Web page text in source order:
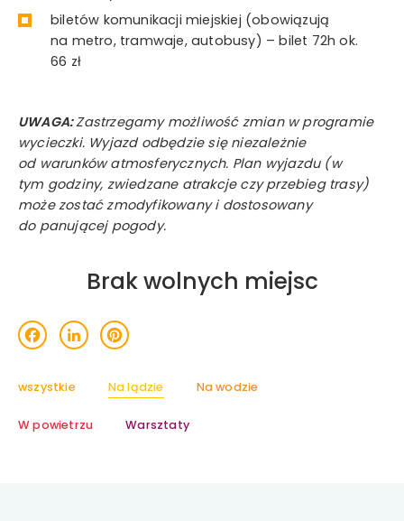
biletów komunikacji miejskiej (obowiązują
na metro, tramwaje, autobusy) – bilet 72h ok.
66 zł
UWAGA:Zastrzegamy możliwość zmian w programie
wycieczki. Wyjazd odbędzie się niezależnie
od warunków atmosferycznych. Plan wyjazdu (w
tym godziny, zwiedzane atrakcje czy przebieg trasy)
może zostać zmodyfikowany i dostosowany
do panującej pogody.
Brak wolnych miejsc
LinkedInPinterest
wszystkie Na lądzie Na wodzie
W powietrzu Warsztaty